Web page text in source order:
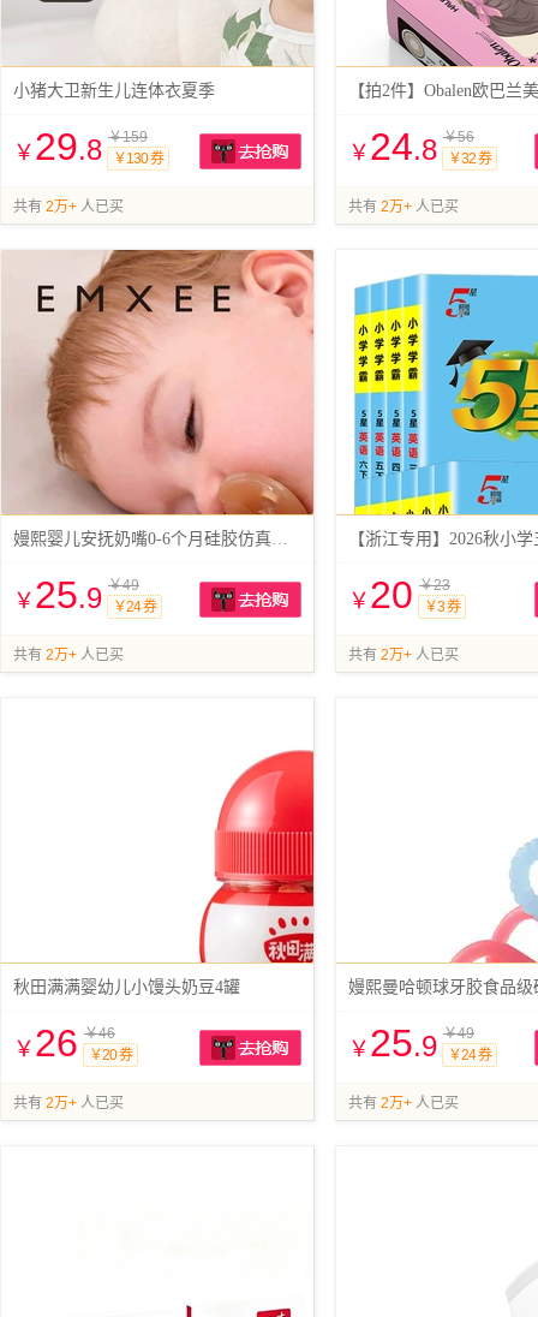
小猪大卫新生儿连体衣夏季
￥ 29.8 ￥159
￥130 券
共有 2万+ 人已买
【拍2件】Obalen欧巴兰
￥ 24.8 ￥56
￥32 券
共有 2万+ 人已买
嫚熙婴儿安抚奶嘴0-6个月硅胶仿真母乳
￥ 25.9 ￥49
￥24 券
共有 2万+ 人已买
【浙江专用】2026秋小
￥ 20 ￥23
￥3 券
共有 2万+ 人已买
秋田满满婴幼儿小馒头奶豆4罐
￥ 26 ￥46
￥20 券
共有 2万+ 人已买
嫚熙曼哈顿球牙胶食品级
￥ 25.9 ￥49
￥24 券
共有 2万+ 人已买